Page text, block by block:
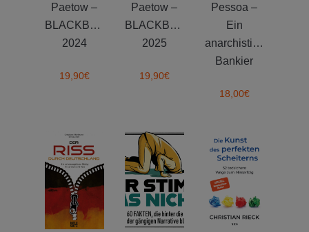
Paetow –
BLACKBOX
2024
19,90€
Paetow –
BLACKBOX
2025
19,90€
Pessoa –
Ein
anarchistischer
Bankier
18,00€